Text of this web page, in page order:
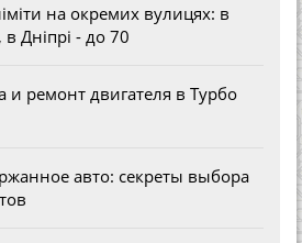
на окремих вулицях: в
Дніпрі - до 70
и ремонт двигателя в Турбо
авто: секреты выбора